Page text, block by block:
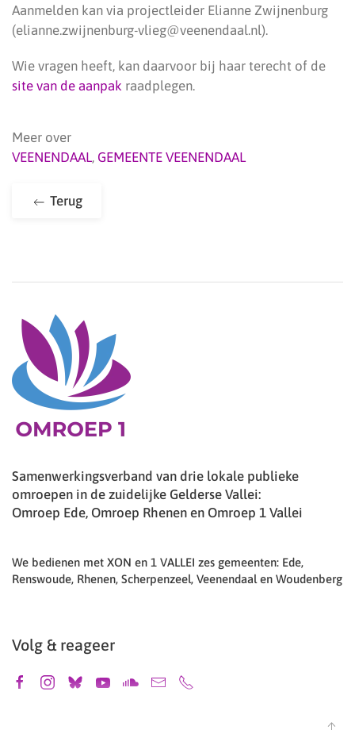
Aanmelden kan via projectleider Elianne Zwijnenburg
(elianne.zwijnenburg-vlieg@veenendaal.nl).
Wie vragen heeft, kan daarvoor bij haar terecht of de
site van de aanpak raadplegen.
Meer over
VEENENDAAL, GEMEENTE VEENENDAAL
Terug
Samenwerkingsverband van drie lokale publieke
omroepen in de zuidelijke Gelderse Vallei:
Omroep Ede, Omroep Rhenen en Omroep 1 Vallei
We bedienen met XON en 1 VALLEI zes gemeenten: Ede,
Renswoude, Rhenen, Scherpenzeel, Veenendaal en Woudenberg
Volg & reageer